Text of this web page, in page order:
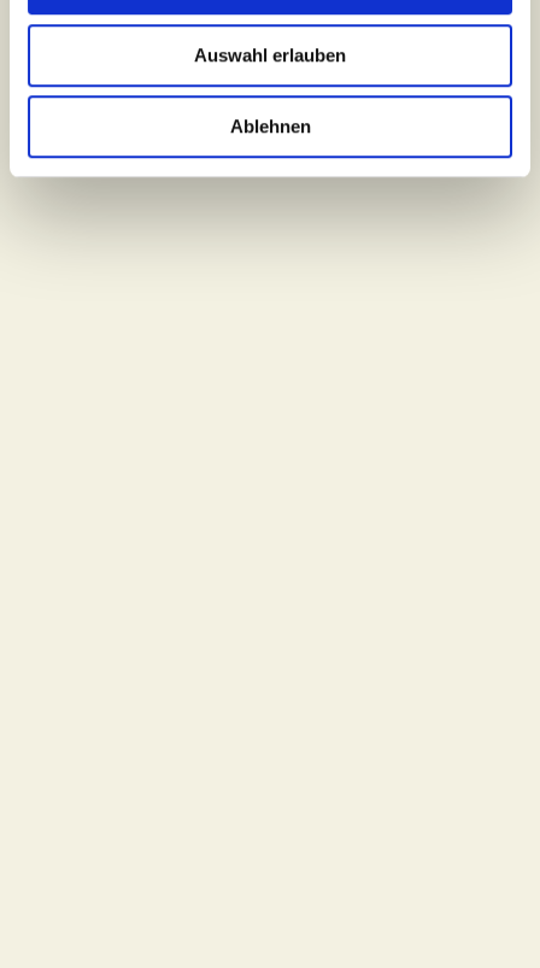
Auswahl erlauben
Ablehnen